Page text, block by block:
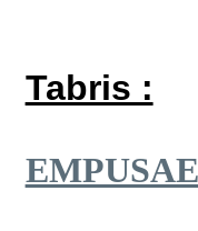
Tabris :
EMPUSAE